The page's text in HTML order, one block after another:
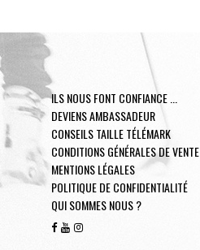
ILS NOUS FONT CONFIANCE ...
DEVIENS AMBASSADEUR
CONSEILS TAILLE TÉLÉMARK
CONDITIONS GÉNÉRALES DE VENTE
MENTIONS LÉGALES
POLITIQUE DE CONFIDENTIALITÉ
QUI SOMMES NOUS ?